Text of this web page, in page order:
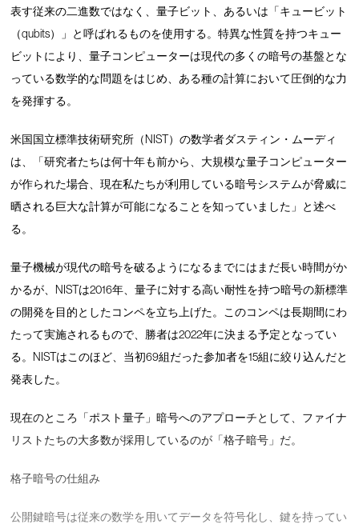
表す従来の二進数ではなく、量子ビット、あるいは「キュービット
（qubits）」と呼ばれるものを使用する。特異な性質を持つキュー
ビットにより、量子コンピューターは現代の多くの暗号の基盤とな
っている数学的な問題をはじめ、ある種の計算において圧倒的な力
を発揮する。
米国国立標準技術研究所（NIST）の数学者ダスティン・ムーディ
は、「研究者たちは何十年も前から、大規模な量子コンピューター
が作られた場合、現在私たちが利用している暗号システムが脅威に
晒される巨大な計算が可能になることを知っていました」と述べ
る。
量子機械が現代の暗号を破るようになるまでにはまだ長い時間がか
かるが、NISTは2016年、量子に対する高い耐性を持つ暗号の新標準
の開発を目的としたコンペを立ち上げた。このコンペは長期間にわ
たって実施されるもので、勝者は2022年に決まる予定となってい
る。NISTはこのほど、当初69組だった参加者を15組に絞り込んだと
発表した。
現在のところ「ポスト量子」暗号へのアプローチとして、ファイナ
リストたちの大多数が採用しているのが「格子暗号」だ。
格子暗号の仕組み
公開鍵暗号は従来の数学を用いてデータを符号化し、鍵を持ってい